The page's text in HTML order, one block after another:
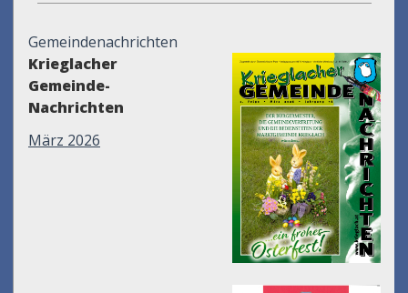
Gemeindenachrichten
Krieglacher
Gemeinde-
Nachrichten
März 2026